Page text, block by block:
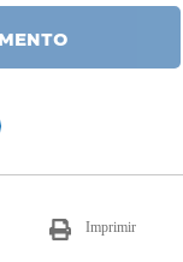
Imprimir